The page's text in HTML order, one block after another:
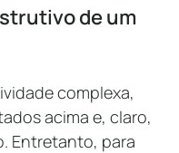
de um
complexa,
acima e, claro,
Entretanto, para